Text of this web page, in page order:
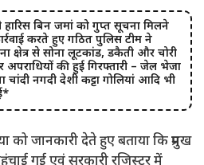
बिन जमां को गुप्त सूचना मिलने
करते हुए गठित पुलिस टीम ने
क्षेत्र से सोना लूटकांड, डकैती और चोरी
अपराधियों की हुई गिरफ्तारी – जेल भेजा
चांदी नगदी देशी कट्टा गोलियां आदि भी
जानकारी देते हुए बताया कि प्रमुख